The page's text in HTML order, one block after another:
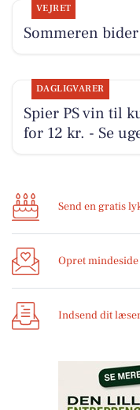
VEJRET
Sommeren
DAGLIGVARER
Spier PS vin til
for 12 kr. - Se
Send en gratis
Opret mindeside
Indsend dit